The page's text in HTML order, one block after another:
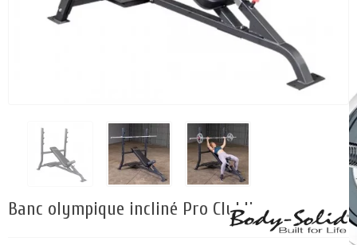
Banc olympique incliné Pro Clubline